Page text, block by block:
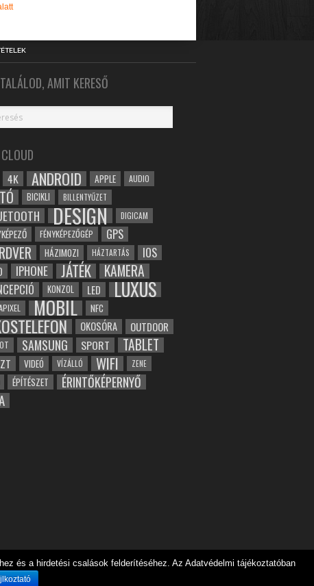
AMIT KERESŐ
4K ANDROID APPLE AUDIO
BICIKLI BILLENTYŰZET
DESIGN DIGICAM
FÉNYKÉPEZŐGÉP GPS
HÁZIMOZI HÁZTARTÁS IOS
IPHONE JÁTÉK KAMERA
KONZOL LED LUXUS
MOBIL NFC
OKOSÓRA OUTDOOR
SAMSUNG SPORT TABLET
VIDEÓ VÍZÁLLÓ WIFI
ZENE
ÉPÍTÉSZET ÉRINTŐKÉPERNYŐ
és a hirdetési csalások felderítéséhez. Az Adatvédelmi tájékoztatóban